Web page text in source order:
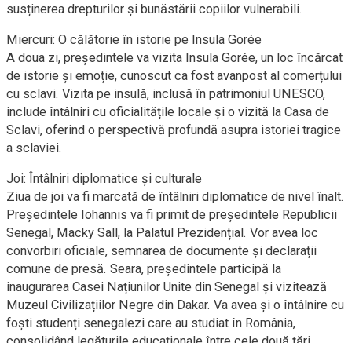
susținerea drepturilor și bunăstării copiilor vulnerabili.
Miercuri: O călătorie în istorie pe Insula Gorée
A doua zi, președintele va vizita Insula Gorée, un loc încărcat
de istorie și emoție, cunoscut ca fost avanpost al comerțului
cu sclavi. Vizita pe insulă, inclusă în patrimoniul UNESCO,
include întâlniri cu oficialitățile locale și o vizită la Casa de
Sclavi, oferind o perspectivă profundă asupra istoriei tragice
a sclaviei.
Joi: Întâlniri diplomatice și culturale
Ziua de joi va fi marcată de întâlniri diplomatice de nivel înalt.
Președintele Iohannis va fi primit de președintele Republicii
Senegal, Macky Sall, la Palatul Prezidențial. Vor avea loc
convorbiri oficiale, semnarea de documente și declarații
comune de presă. Seara, președintele participă la
inaugurarea Casei Națiunilor Unite din Senegal și vizitează
Muzeul Civilizațiilor Negre din Dakar. Va avea și o întâlnire cu
foști studenți senegalezi care au studiat în România,